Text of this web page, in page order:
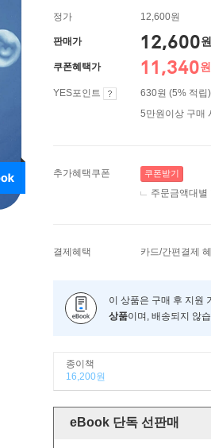
정가 12,600원
판매가 12,600원
쿠폰혜택가 11,340원
YES포인트
630원 (5% 적립)
5만원이상 구매
추가혜택쿠폰 쿠폰받기
주문금액대별
결제혜택 카드/간편결제
이 상품은 구매 후 지원
상품이며, 배송되지 않
종이책
16,200원
eBook 단독 선판매